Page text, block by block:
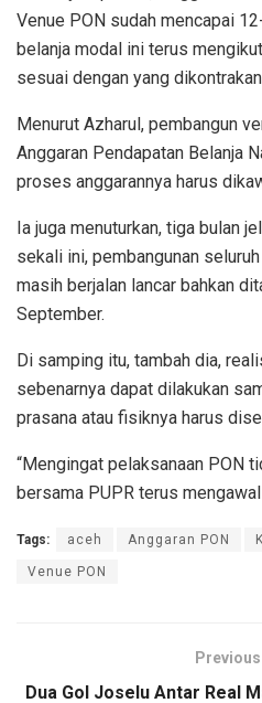
Venue PON sudah mencapai
belanja modal ini terus
sesuai dengan yang
Menurut Azharul, pembangun
Anggaran Pendapatan Belanja
proses anggarannya harus
Ia juga menuturkan, tiga bulan
sekali ini, pembangunan
masih berjalan lancar bahkan
September.
Di samping itu, tambah dia,
sebenarnya dapat dilakukan
prasana atau fisiknya harus
“Mengingat pelaksanaan PON
bersama PUPR terus
Tags: aceh Anggaran PON
Venue PON
Dua Gol Joselu Antar Real